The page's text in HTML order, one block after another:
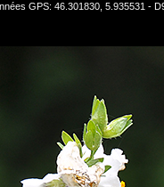
GPS: 46.301830, 5.935531 -